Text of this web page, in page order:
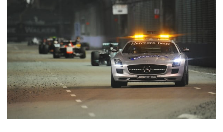
Kwalificatie
vr 14:00 - 15:00
Race
za 13:00 - 15:00
Kwalificatie
za 15:00 - 16:00
Race
zo 14:00 - 16:00
GP VERENIGDE STATEN 2026 23 - 25 okt